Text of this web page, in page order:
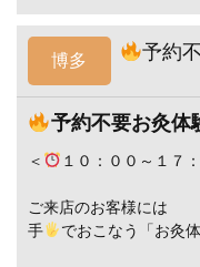
博多 予約
予約不要お灸体
＜ １０：００～１７
ご来店のお客様には
手
でおこなう「お灸